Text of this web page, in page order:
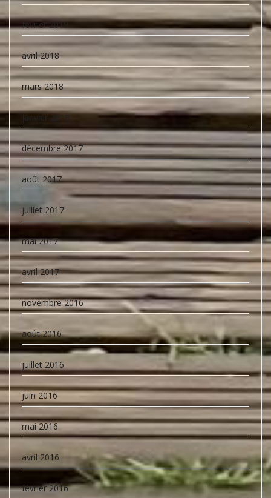
février 2019
avril 2018
mars 2018
janvier 2018
décembre 2017
août 2017
juillet 2017
mai 2017
avril 2017
novembre 2016
août 2016
juillet 2016
juin 2016
mai 2016
avril 2016
février 2016